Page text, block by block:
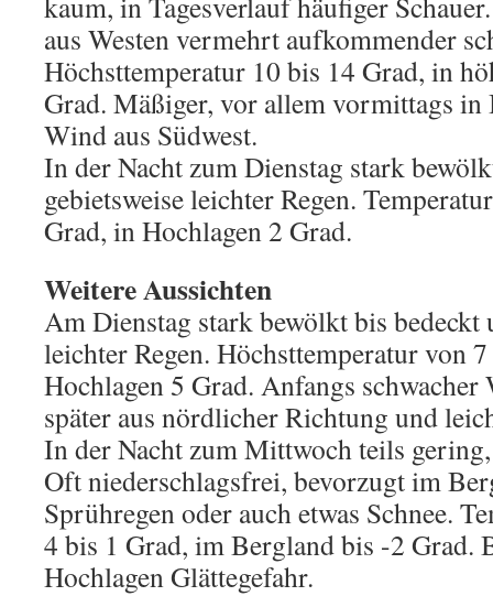
aus Westen vermehrt aufkommender
Höchsttemperatur 10 bis 14 Grad, in
Grad. Mäßiger, vor allem vormittags in
Wind aus Südwest.
In der Nacht zum Dienstag stark
gebietsweise leichter Regen.
Grad, in Hochlagen 2 Grad.
Weitere Aussichten
Am Dienstag stark bewölkt bis bedeckt
leichter Regen. Höchsttemperatur von
Hochlagen 5 Grad. Anfangs schwacher
später aus nördlicher Richtung und
In der Nacht zum Mittwoch teils
Oft niederschlagsfrei, bevorzugt im
Sprühregen oder auch etwas Schnee.
4 bis 1 Grad, im Bergland bis -2 Grad.
Hochlagen Glättegefahr.